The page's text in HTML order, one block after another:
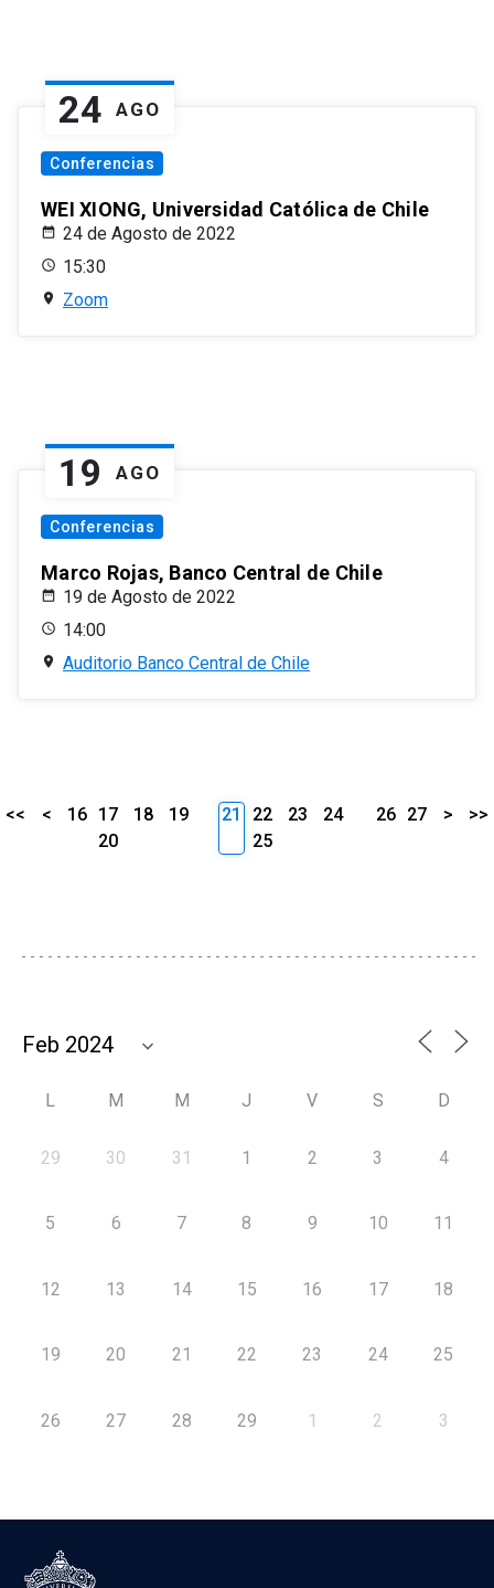
24 AGO
Conferencias
WEI XIONG, Universidad Católica de Chile
24 de Agosto de 2022
15:30
Zoom
19 AGO
Conferencias
Marco Rojas, Banco Central de Chile
19 de Agosto de 2022
14:00
Auditorio Banco Central de Chile
<< < 16 17 18
19
20
21 22 23
24
25
26 27 > >>
L M M J V S D
29 30 31 1 2 3 4
5 6 7 8 9 10 11
12 13 14 15 16 17 18
19 20 21 22 23 24 25
26 27 28 29 1 2 3